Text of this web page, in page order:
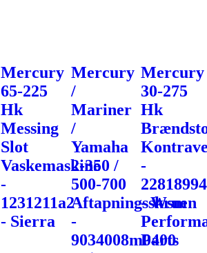
Mercury
65-225
Hk
Messing
Slot
Vaskemaskine
-
1231211a2
- Sierra
Mercury
/
Mariner
/
Yamaha
2-350 /
500-700
Aftapningsskruen
-
9034008m0400
Mercury
30-275
Hk
-
- Wsm
Parts